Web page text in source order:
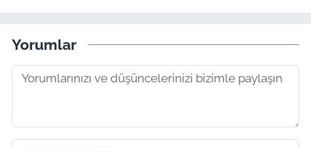
Yorumlar